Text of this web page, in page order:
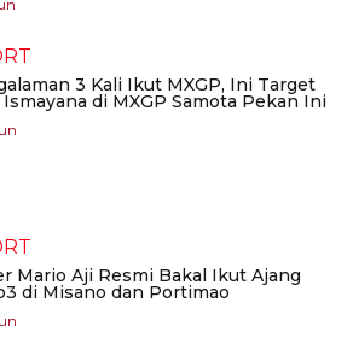
3 Kali Ikut MXGP, Ini Target
Ismayana di MXGP Samota Pekan Ini
Mario Aji Resmi Bakal Ikut Ajang
di Misano dan Portimao